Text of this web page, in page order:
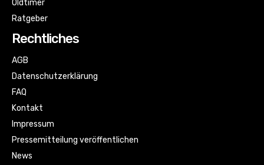
Oldtimer
Ratgeber
Rechtliches
AGB
Datenschutzerklärung
FAQ
Kontakt
Impressum
Pressemitteilung veröffentlichen
News